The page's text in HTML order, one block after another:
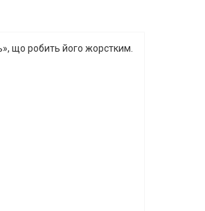
що робить його жорстким.